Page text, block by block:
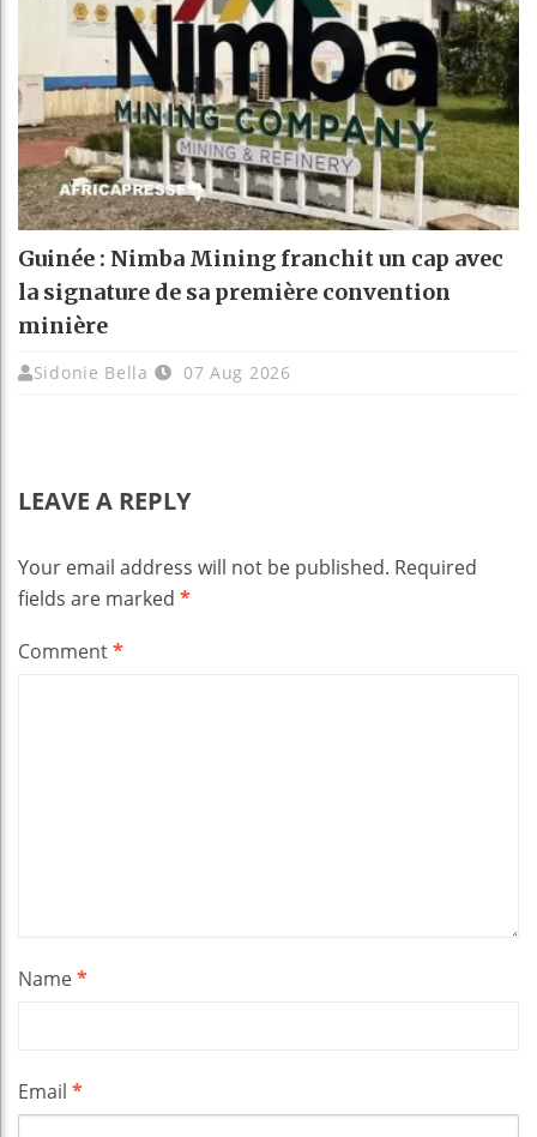
Guinée : Nimba Mining franchit un cap avec
la signature de sa première convention
minière
Sidonie Bella 07 Aug 2026
LEAVE A REPLY
Your email address will not be published. Required
fields are marked *
Comment*
Name*
Email *